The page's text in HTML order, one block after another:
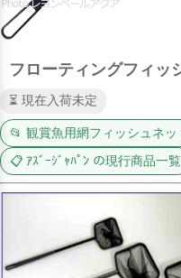
フローティングフィッ
⏳ 現在入荷未定
📂 観賞魚用網フィッシュネッ
📋 ｱｽﾞｰｼﾞｬﾊﾟﾝ の現行商品一覧